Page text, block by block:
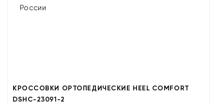
КРОССОВКИ ОРТОПЕДИЧЕСКИЕ HEEL COMFORT
DSHC-23091-2